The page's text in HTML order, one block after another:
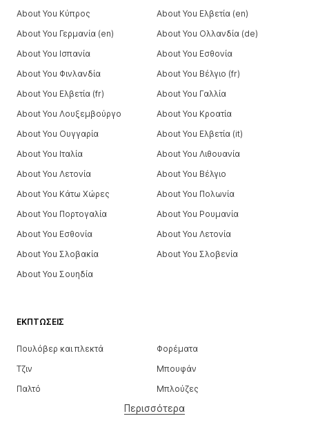
ΕΚΠΤΏΣΕΙΣ
Πουλόβερ και πλεκτά
Φορέματα
Τζιν
Μπουφάν
Παλτό
Μπλούζες
Εσώρουχα
Περισσότερα
About You Κύπρος
About You Ελβετία (en)
About You Γερμανία (en)
About You Ολλανδία (de)
About You Ισπανία
About You Εσθονία
About You Φινλανδία
About You Βέλγιο (fr)
About You Ελβετία (fr)
About You Γαλλία
About You Λουξεμβούργο
About You Κροατία
About You Ουγγαρία
About You Ελβετία (it)
About You Ιταλία
About You Λιθουανία
About You Λετονία
About You Βέλγιο
About You Κάτω Χώρες
About You Πολωνία
About You Πορτογαλία
About You Ρουμανία
About You Εσθονία
About You Λετονία
About You Σλοβακία
About You Σλοβενία
About You Σουηδία